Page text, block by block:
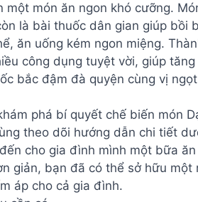
một món ăn ngon khó cưỡng.
là bài thuốc dân gian giúp
ăn uống kém ngon miệng.
công dụng tuyệt vời, giúp
bắc đậm đà quyện cùng vị
phá bí quyết chế biến món
theo dõi hướng dẫn chi tiết
cho gia đình mình một bữa
giản, bạn đã có thể sở hữu
áp cho cả gia đình.